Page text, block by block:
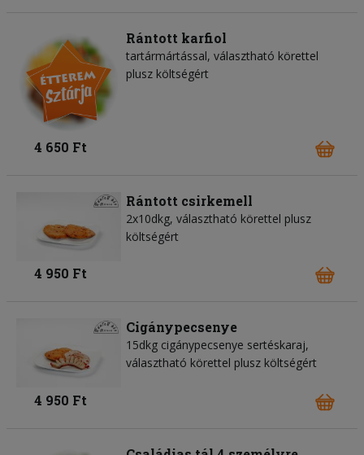
Rántott karfiol
tartármártással, választható körettel
plusz költségért
4 650 Ft
Rántott csirkemell
2x10dkg, választható körettel plusz
költségért
4 950 Ft
Cigánypecsenye
15dkg cigánypecsenye sertéskaraj,
választható körettel plusz költségért
4 950 Ft